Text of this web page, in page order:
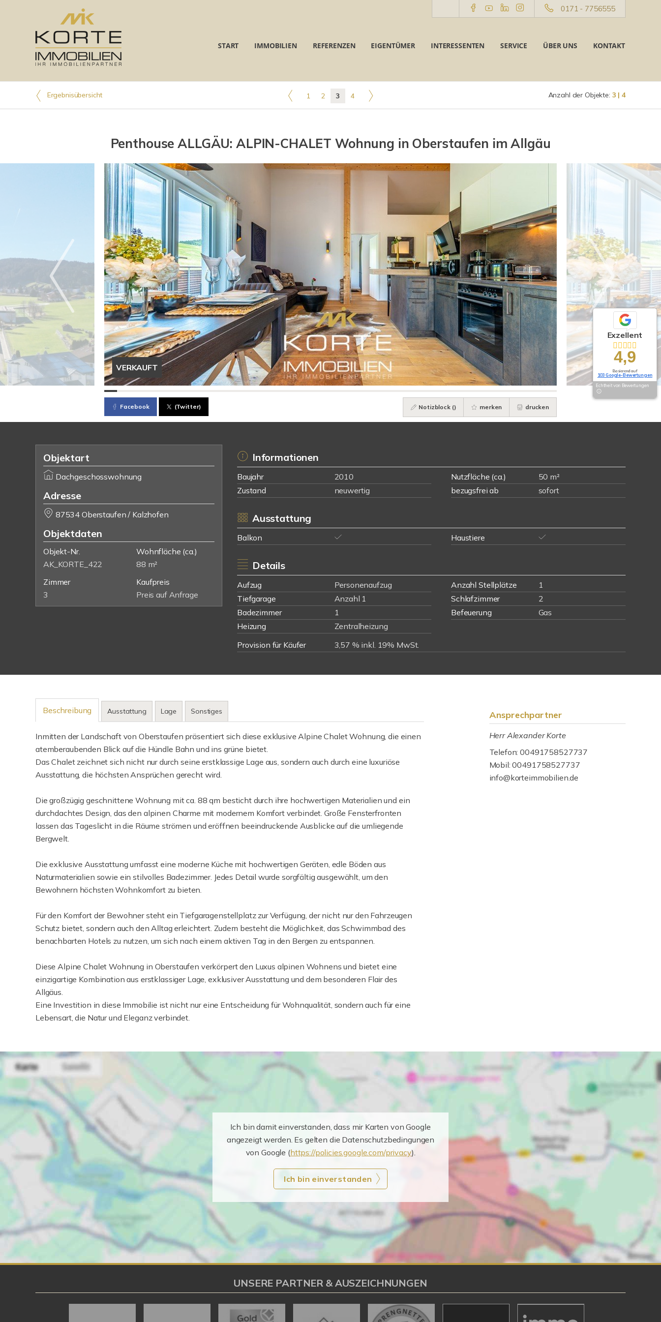
0171 - 7756555
START IMMOBILIEN REFERENZEN EIGENTÜMER INTERESSENTEN SERVICE ÜBER UNS KONTAKT
Ergebnisübersicht 1 2 3 4 Anzahl der Objekte: 3 | 4
Penthouse ALLGÄU: ALPIN-CHALET Wohnung in Oberstaufen im Allgäu
VERKAUFT
Facebook (Twitter) Notizblock () merken drucken
Objektart
Dachgeschosswohnung
Adresse
87534 Oberstaufen / Kalzhofen
Objektdaten
Objekt-Nr.
AK_KORTE_422
Wohnfläche (ca.)
88 m²
Zimmer
3
Kaufpreis
Preis auf Anfrage
Informationen
Baujahr 2010 Nutzfläche (ca.)
50 m²
Zustand
neuwertig bezugsfrei ab sofort
Ausstattung
Balkon Haustiere
Details
Aufzug Personenaufzug Anzahl Stellplätze
1
Tiefgarage
Anzahl 1 Schlafzimmer
2
Badezimmer
1 Befeuerung
Gas
Heizung
Zentralheizung
Provision für Käufer
3,57 % inkl. 19% MwSt.
Beschreibung Ausstattung Lage Sonstiges
Inmitten der Landschaft von Oberstaufen präsentiert sich diese exklusive Alpine Chalet Wohnung, die einen
atemberaubenden Blick auf die Hündle Bahn und ins grüne bietet.
Das Chalet zeichnet sich nicht nur durch seine erstklassige Lage aus, sondern auch durch eine luxuriöse
Ausstattung, die höchsten Ansprüchen gerecht wird.
Die großzügig geschnittene Wohnung mit ca. 88 qm besticht durch ihre hochwertigen Materialien und ein
durchdachtes Design, das den alpinen Charme mit modernem Komfort verbindet. Große Fensterfronten
lassen das Tageslicht in die Räume strömen und eröffnen beeindruckende Ausblicke auf die umliegende
Bergwelt.
Die exklusive Ausstattung umfasst eine moderne Küche mit hochwertigen Geräten, edle Böden aus
Naturmaterialien sowie ein stilvolles Badezimmer. Jedes Detail wurde sorgfältig ausgewählt, um den
Bewohnern höchsten Wohnkomfort zu bieten.
Für den Komfort der Bewohner steht ein Tiefgaragenstellplatz zur Verfügung, der nicht nur den Fahrzeugen
Schutz bietet, sondern auch den Alltag erleichtert. Zudem besteht die Möglichkeit, das Schwimmbad des
benachbarten Hotels zu nutzen, um sich nach einem aktiven Tag in den Bergen zu entspannen.
Diese Alpine Chalet Wohnung in Oberstaufen verkörpert den Luxus alpinen Wohnens und bietet eine
einzigartige Kombination aus erstklassiger Lage, exklusiver Ausstattung und dem besonderen Flair des
Allgäus.
Eine Investition in diese Immobilie ist nicht nur eine Entscheidung für Wohnqualität, sondern auch für eine
Lebensart, die Natur und Eleganz verbindet.
Ansprechpartner
Herr Alexander Korte
Telefon: 00491758527737
Mobil: 00491758527737
info@korteimmobilien.de
Ich bin damit einverstanden, dass mir Karten von Google
angezeigt werden. Es gelten die Datenschutzbedingungen
von Google (https://policies.google.com/privacy).
Ich bin einverstanden
Exzellent
4,9
Basierend auf
103 Google-Bewertungen
Echtheit von Bewertungen
UNSERE PARTNER & AUSZEICHNUNGEN